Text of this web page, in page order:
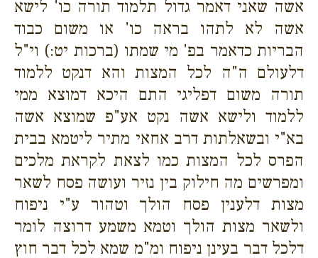
אשה שאני דאמר גדול תלמוד תורה כו' לישא
אשה לא לתהו בראה כו' או משום כבוד
הבריות כדאמר בפ' מי שמתו (ברכות יט:) וי"ל
דלעולם ה"ה לכל המצות והא דנקט ללמוד
תורה משום דפליגי התם היכא דמוצא ממי
ללמוד ולישא אשה נקט אע"פ שמוצא אשה
בא"י ובשאלתות דרב אחאי מתיר ליטמא בבית
הפרס לכל המצות כמו לצאת לקראת מלכים
ומפרשים מה חילוק בין נזיר ועושה פסח לשאר
מצות דלענין פסח הולך וטהור ע"י ניפוח
ולשאר מצות הולך וטמא משמע דרוצה לומר
דלכל דבר בעינן ניפוח ומ"מ שמא לכל דבר חוץ